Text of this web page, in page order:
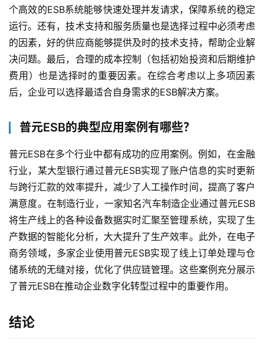
个高效的ESB系统能够快速处理并发请求，保障系统的稳定
运行。还有，技术支持和服务质量也是选择过程中必须考虑
的因素，好的供应商能够提供及时的技术支持，帮助企业解
决问题。最后，合理的成本控制（包括初始投资和后期维护
费用）也是选择时的重要因素。在综合考虑以上多项因素
后，企业可以选择最适合自身需求的ESB解决方案。
普元ESB的典型应用案例有哪些？
普元ESB在多个行业中都有成功的应用案例。例如，在金融
行业，某大型银行通过普元ESB实现了账户信息的实时更新
与跨行汇款的效率提升，减少了人工操作时间，提高了客户
满意度。在制造行业，一家知名汽车制造企业通过普元ESB
将生产线上的各种设备数据实时汇聚至管理系统，实现了生
产数据的智能化分析，大大提升了生产效率。此外，在电子
商务领域，多家企业使用普元ESB实现了线上订单处理与仓
储系统的无缝对接，优化了供应链管理。这些案例充分展示
了普元ESB在推动企业数字化转型过程中的重要作用。
结论